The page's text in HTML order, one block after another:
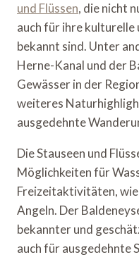
und Flüssen, die nicht
auch für ihre
bekannt sind. Unter
Herne-Kanal und der
Gewässer in der
weiteres
ausgedehnte
Die Stauseen und
Möglichkeiten für
Freizeitaktivitäten,
Angeln. Der
bekannter und
auch für ausgedehnte